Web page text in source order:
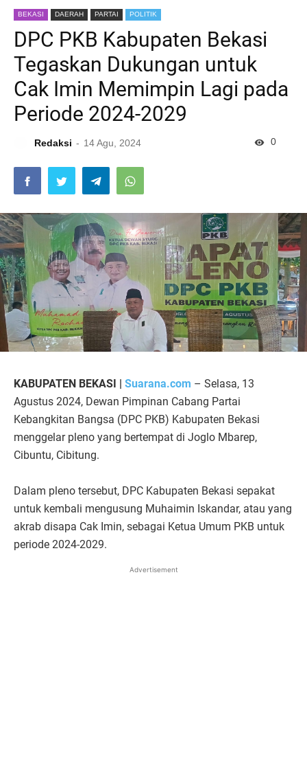
BEKASI DAERAH PARTAI POLITIK
DPC PKB Kabupaten Bekasi
Tegaskan Dukungan untuk
Cak Imin Memimpin Lagi pada
Periode 2024-2029
Redaksi 14 Agu, 2024 0
KABUPATEN BEKASI | Suarana.com – Selasa, 13
Agustus 2024, Dewan Pimpinan Cabang Partai
Kebangkitan Bangsa (DPC PKB) Kabupaten Bekasi
menggelar pleno yang bertempat di Joglo Mbarep,
Cibuntu, Cibitung.
Dalam pleno tersebut, DPC Kabupaten Bekasi sepakat
untuk kembali mengusung Muhaimin Iskandar, atau yang
akrab disapa Cak Imin, sebagai Ketua Umum PKB untuk
periode 2024-2029.
Advertisement